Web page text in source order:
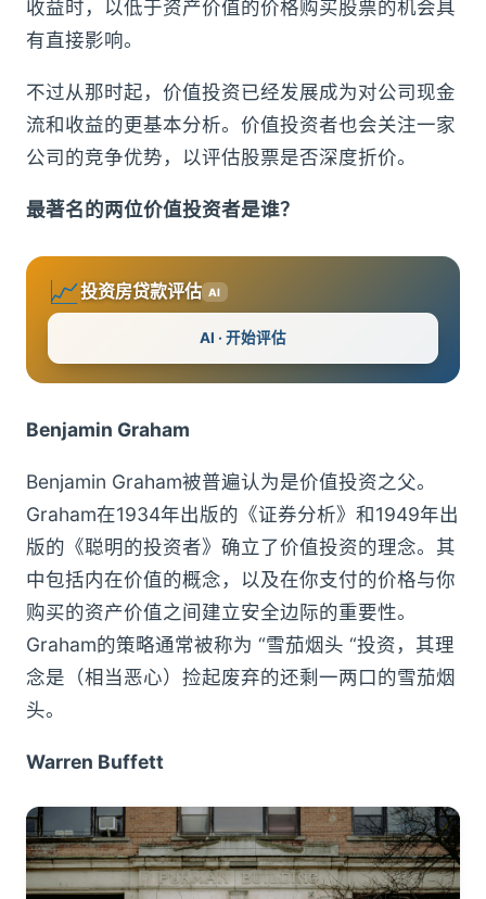
收益时，以低于资产价值的价格购买股票的机会具
有直接影响。
不过从那时起，价值投资已经发展成为对公司现金
流和收益的更基本分析。价值投资者也会关注一家
公司的竞争优势，以评估股票是否深度折价。
最著名的两位价值投资者是谁？
📈投资房贷款评估 AI
AI · 开始评估
Benjamin Graham
Benjamin Graham被普遍认为是价值投资之父。
Graham在1934年出版的《证券分析》和1949年出
版的《聪明的投资者》确立了价值投资的理念。其
中包括内在价值的概念，以及在你支付的价格与你
购买的资产价值之间建立安全边际的重要性。
Graham的策略通常被称为 “雪茄烟头 “投资，其理
念是（相当恶心）捡起废弃的还剩一两口的雪茄烟
头。
Warren Buffett